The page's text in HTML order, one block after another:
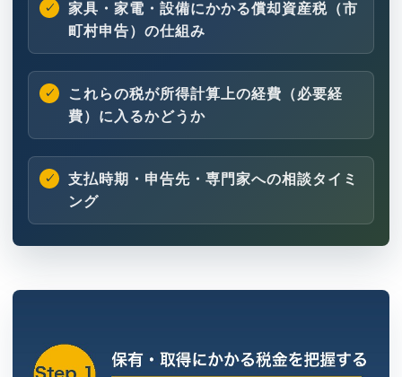
家具・家電・設備にかかる償却資産税（市
町村申告）の仕組み
これらの税が所得計算上の経費（必要経
費）に入るかどうか
支払時期・申告先・専門家への相談タイミ
ング